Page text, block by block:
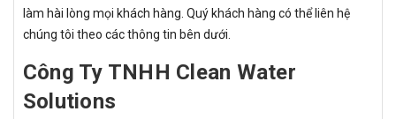
làm hài lòng mọi khách hàng. Quý khách hàng có thể liên hệ
chúng tôi theo các thông tin bên dưới.
Công Ty TNHH Clean Water
Solutions